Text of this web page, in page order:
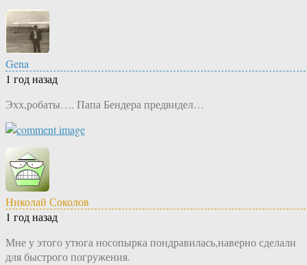
Gena
1 год назад
Эхх,робаты…. Папа Бендера предвидел…
Николай Соколов
1 год назад
Мне у этого утюга носопырка пондравилась,наверно сделали
для быстрого погружения.